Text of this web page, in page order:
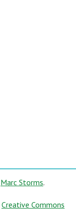
Marc Storms.
Creative Commons